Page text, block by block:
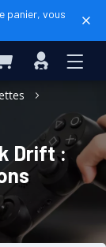
panier, vous
Mon panierConnexion
Drift :